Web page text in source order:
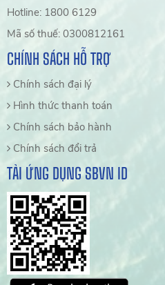
Hotline: 1800 6129
Mã số thuế: 0300812161
CHÍNH SÁCH HỖ TRỢ
Chính sách đại lý
Hình thức thanh toán
Chính sách bảo hành
Chính sách đổi trả
TẢI ỨNG DỤNG SBVN ID